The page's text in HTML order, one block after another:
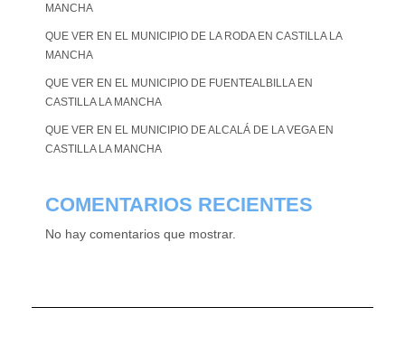
MANCHA
QUE VER EN EL MUNICIPIO DE LA RODA EN CASTILLA LA
MANCHA
QUE VER EN EL MUNICIPIO DE FUENTEALBILLA EN
CASTILLA LA MANCHA
QUE VER EN EL MUNICIPIO DE ALCALÁ DE LA VEGA EN
CASTILLA LA MANCHA
COMENTARIOS RECIENTES
No hay comentarios que mostrar.